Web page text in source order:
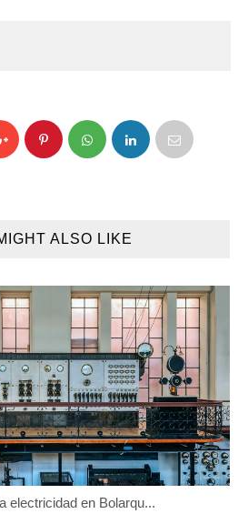
ALSO LIKE
electricidad en Bolarqu...